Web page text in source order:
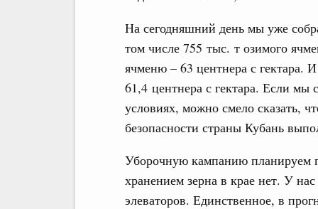
На сегодняшний день мы уже
том числе 755 тыс. т озимого
ячменю – 63 центнера с гектара.
61,4 центнера с гектара. Если
условиях, можно смело сказать,
безопасности страны Кубань
Уборочную кампанию планируем
хранением зерна в крае нет. У
элеваторов. Единственное, в